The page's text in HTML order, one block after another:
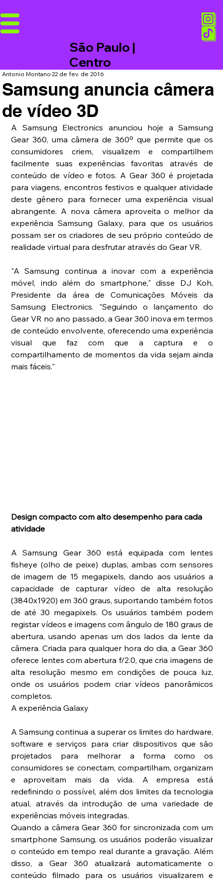
São Paulo |
Centro
Samsung anuncia câmera
de vídeo 3D
Antonio Montano22 de fev. de 2016
A Samsung Electronics anunciou hoje a Samsung
Gear 360, uma câmera de 360º que permite que os
consumidores criem, visualizem e compartilhem
facilmente suas experiências favoritas através de
conteúdo de vídeo e fotos. A Gear 360 é projetada
para viagens, encontros festivos e qualquer atividade
deste gênero para fornecer uma experiência visual
abrangente. A nova câmera aproveita o melhor da
experiência Samsung Galaxy, para que os usuários
possam ser os criadores de seu próprio conteúdo de
realidade virtual para desfrutar através do Gear VR.
"A Samsung continua a inovar com a experiência
móvel, indo além do smartphone," disse DJ Koh,
Presidente da área de Comunicações Móveis da
Samsung Electronics. "Seguindo o lançamento do
Gear VR no ano passado, a Gear 360 inova em termos
de conteúdo envolvente, oferecendo uma experiência
visual que faz com que a captura e o
compartilhamento de momentos da vida sejam ainda
mais fáceis."
Design compacto com alto desempenho para cada
atividade
A Samsung Gear 360 está equipada com lentes
fisheye (olho de peixe) duplas, ambas com sensores
de imagem de 15 megapixels, dando aos usuários a
capacidade de capturar vídeo de alta resolução
(3840x1920) em 360 graus, suportando também fotos
de até 30 megapixels. Os usuários também podem
registar vídeos e imagens com ângulo de 180 graus de
abertura, usando apenas um dos lados da lente da
câmera. Criada para qualquer hora do dia, a Gear 360
oferece lentes com abertura f/2.0, que cria imagens de
alta resolução mesmo em condições de pouca luz,
onde os usuários podem criar vídeos panorâmicos
completos.
A experiência Galaxy
A Samsung continua a superar os limites do hardware,
software e serviços para criar dispositivos que são
projetados para melhorar a forma como os
consumidores se conectam, compartilham, organizam
e aproveitam mais da vida. A empresa está
redefinindo o possível, além dos limites da tecnologia
atual, através da introdução de uma variedade de
experiências móveis integradas.
Quando a câmera Gear 360 for sincronizada com um
smartphone Samsung, os usuários poderão visualizar
o conteúdo em tempo real durante a gravação. Além
disso, a Gear 360 atualizará automaticamente o
conteúdo filmado para os usuários visualizarem e